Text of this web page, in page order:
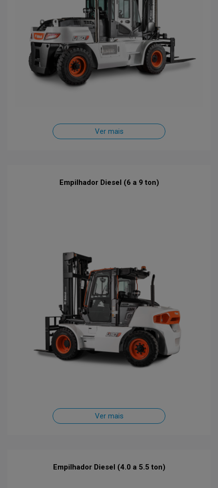
Ver mais
Empilhador Diesel (6 a 9 ton)
Ver mais
Empilhador Diesel (4.0 a 5.5 ton)